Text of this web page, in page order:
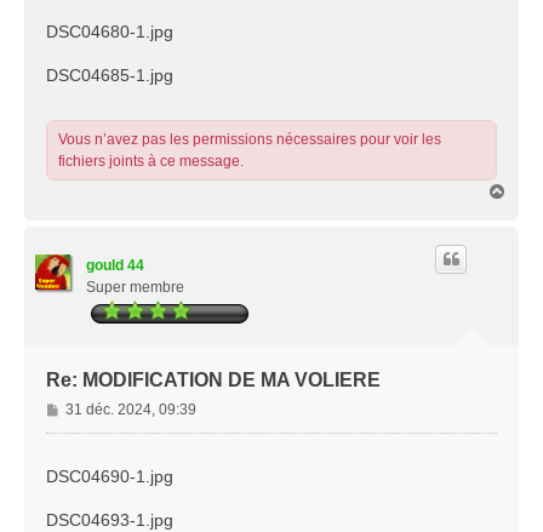
DSC04680-1.jpg
DSC04685-1.jpg
Vous n’avez pas les permissions nécessaires pour voir les
fichiers joints à ce message.
gould 44
Super membre
Re: MODIFICATION DE MA VOLIERE
M
e
s
g
31 déc. 2024, 09:39
DSC04690-1.jpg
DSC04693-1.jpg